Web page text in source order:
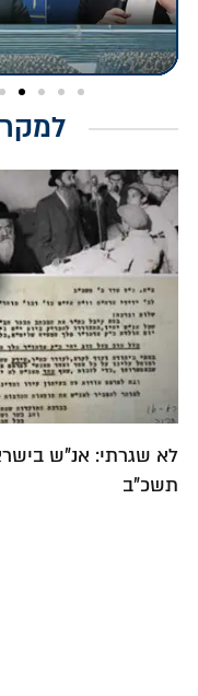
לא שגרתי: אנ"ש
תשכ"ב